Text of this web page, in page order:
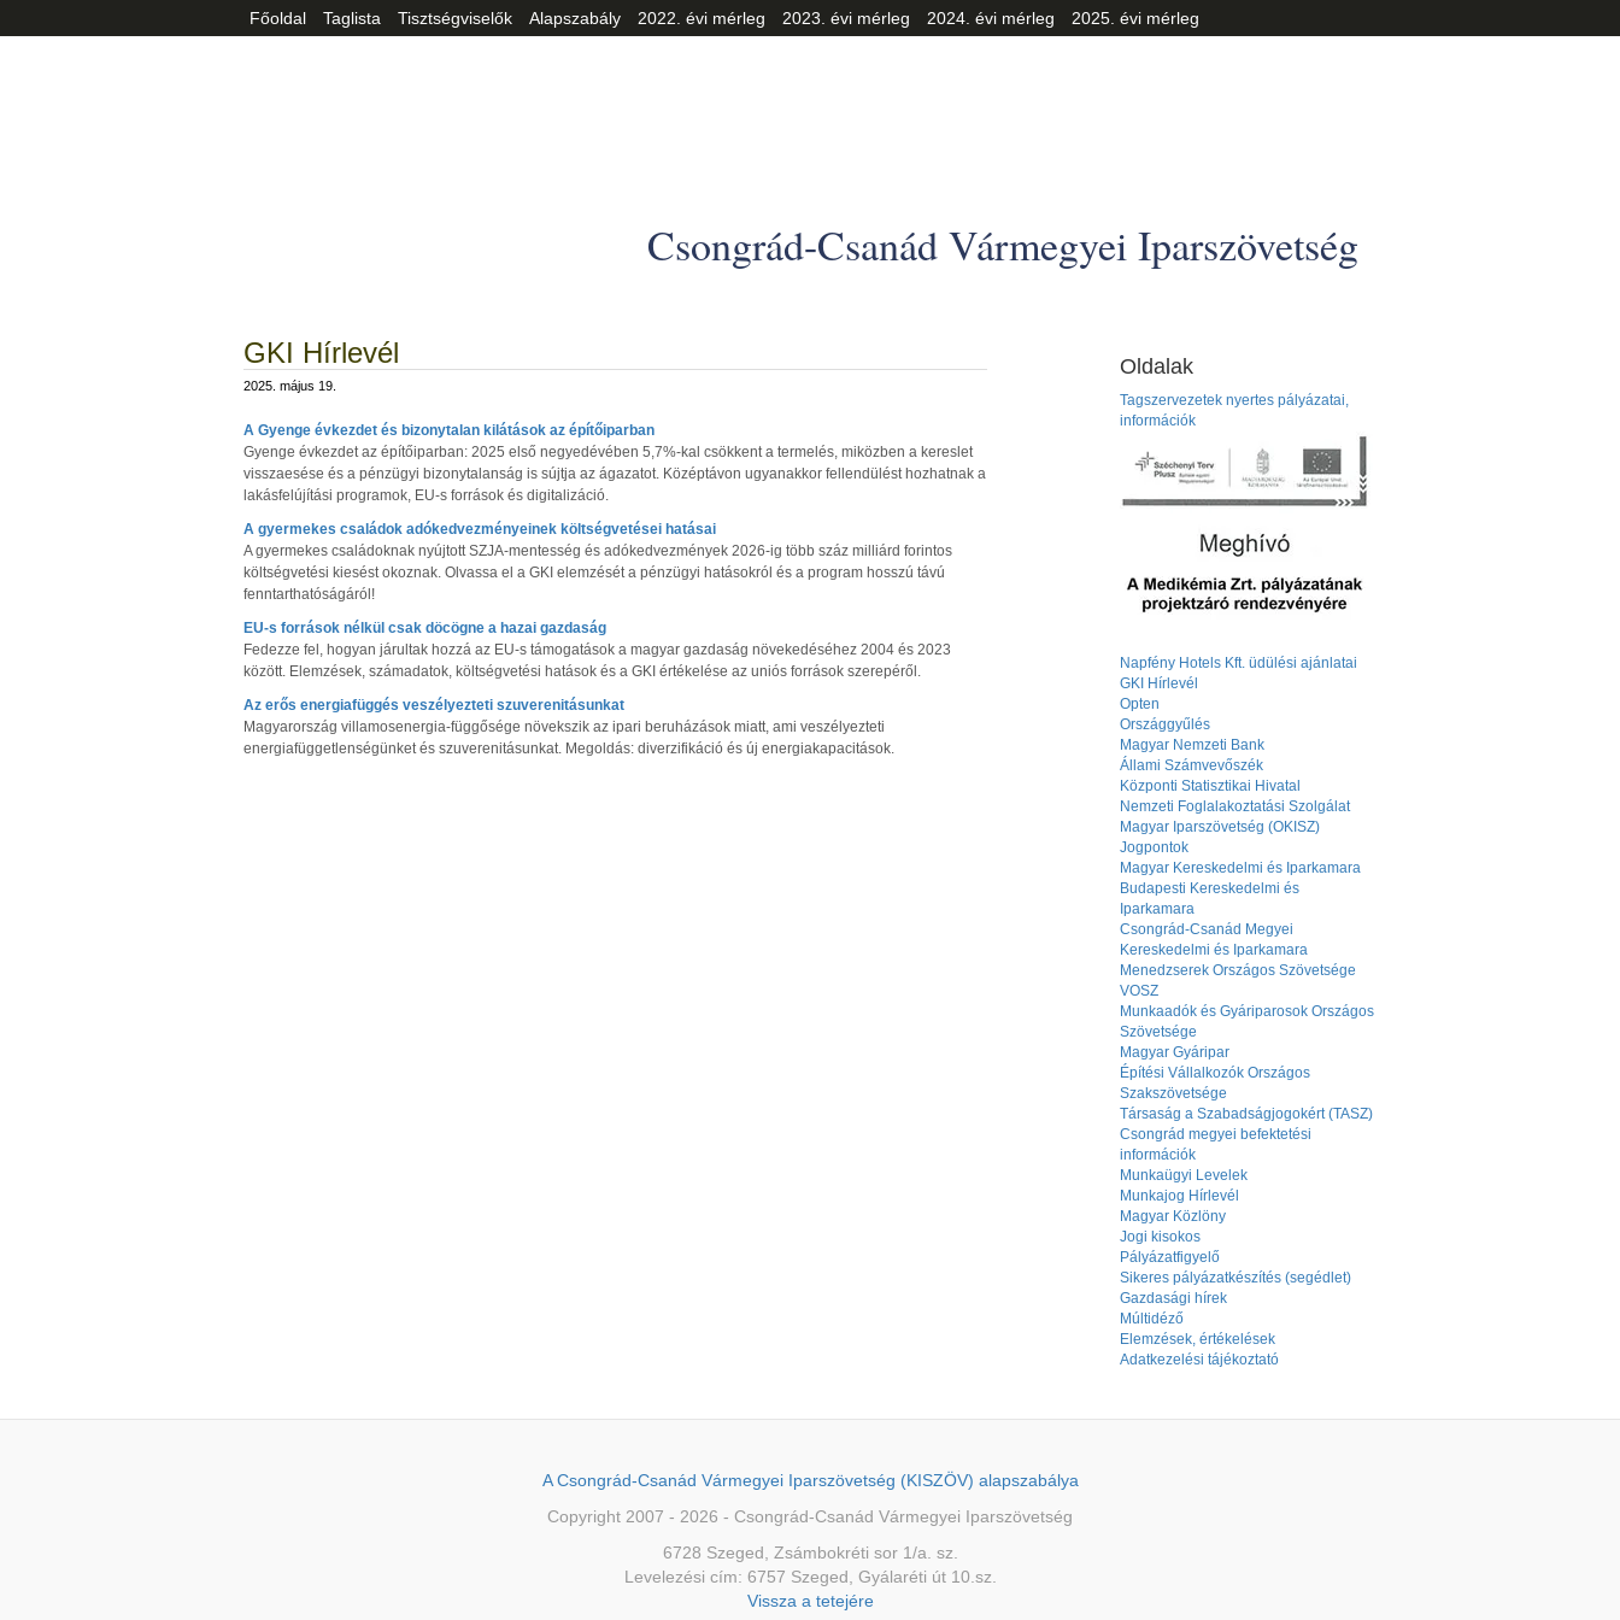
Főoldal Taglista Tisztségviselők Alapszabály 2022. évi mérleg 2023. évi mérleg 2024. évi mérleg 2025. évi mérleg
Csongrád-Csanád Vármegyei Iparszövetség
GKI Hírlevél
2025. május 19.
A Gyenge évkezdet és bizonytalan kilátások az építőiparban
Gyenge évkezdet az építőiparban: 2025 első negyedévében 5,7%-kal csökkent a termelés, miközben a kereslet
visszaesése és a pénzügyi bizonytalanság is sújtja az ágazatot. Középtávon ugyanakkor fellendülést hozhatnak a
lakásfelújítási programok, EU-s források és digitalizáció.
A gyermekes családok adókedvezményeinek költségvetései hatásai
A gyermekes családoknak nyújtott SZJA-mentesség és adókedvezmények 2026-ig több száz milliárd forintos
költségvetési kiesést okoznak. Olvassa el a GKI elemzését a pénzügyi hatásokról és a program hosszú távú
fenntarthatóságáról!
EU-s források nélkül csak döcögne a hazai gazdaság
Fedezze fel, hogyan járultak hozzá az EU-s támogatások a magyar gazdaság növekedéséhez 2004 és 2023
között. Elemzések, számadatok, költségvetési hatások és a GKI értékelése az uniós források szerepéről.
Az erős energiafüggés veszélyezteti szuverenitásunkat
Magyarország villamosenergia-függősége növekszik az ipari beruházások miatt, ami veszélyezteti
energiafüggetlenségünket és szuverenitásunkat. Megoldás: diverzifikáció és új energiakapacitások.
Oldalak
Tagszervezetek nyertes pályázatai,
információk
Napfény Hotels Kft. üdülési ajánlatai
GKI Hírlevél
Opten
Országgyűlés
Magyar Nemzeti Bank
Állami Számvevőszék
Központi Statisztikai Hivatal
Nemzeti Foglalakoztatási Szolgálat
Magyar Iparszövetség (OKISZ)
Jogpontok
Magyar Kereskedelmi és Iparkamara
Budapesti Kereskedelmi és
Iparkamara
Csongrád-Csanád Megyei
Kereskedelmi és Iparkamara
Menedzserek Országos Szövetsége
VOSZ
Munkaadók és Gyáriparosok Országos
Szövetsége
Magyar Gyáripar
Építési Vállalkozók Országos
Szakszövetsége
Társaság a Szabadságjogokért (TASZ)
Csongrád megyei befektetési
információk
Munkaügyi Levelek
Munkajog Hírlevél
Magyar Közlöny
Jogi kisokos
Pályázatfigyelő
Sikeres pályázatkészítés (segédlet)
Gazdasági hírek
Múltidéző
Elemzések, értékelések
Adatkezelési tájékoztató
A Csongrád-Csanád Vármegyei Iparszövetség (KISZÖV) alapszabálya
Copyright 2007 - 2026 - Csongrád-Csanád Vármegyei Iparszövetség
6728 Szeged, Zsámbokréti sor 1/a. sz.
Levelezési cím: 6757 Szeged, Gyálaréti út 10.sz.
Vissza a tetejére